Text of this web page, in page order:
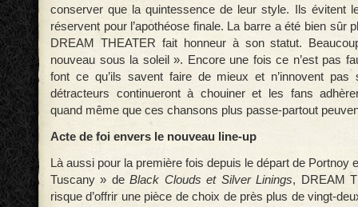
conserver que la quintessence de leur style. Ils évitent
réservent pour l’apothéose finale. La barre a été bien sûr
DREAM THEATER fait honneur à son statut.
nouveau sous la soleil ». Encore une fois ce n’est pas
font ce qu’ils savent faire de mieux et n’innovent pas
détracteurs continueront à chouiner et les fans
quand même que ces chansons plus passe-partout
Acte de foi envers le nouveau line-up
Là aussi pour la première fois depuis le départ de Portnoy
Tuscany » deBlack Clouds et Silver Linings, DREAM
risque d’offrir une pièce de choix de près plus de vingt-